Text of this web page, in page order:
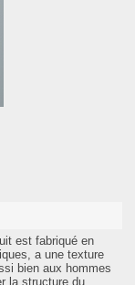
est fabriqué en
a une texture
bien aux hommes
la structure du